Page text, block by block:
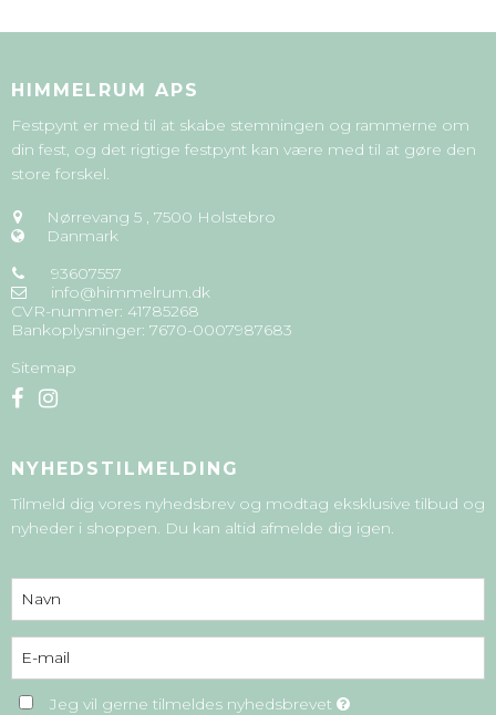
HIMMELRUM APS
Festpynt er med til at skabe stemningen og rammerne om
din fest, og det rigtige festpynt kan være med til at gøre den
store forskel.
Nørrevang 5
7500 Holstebro
Danmark
93607557
info@himmelrum.dk
CVR-nummer: 41785268
Bankoplysninger: 7670-0007987683
Sitemap
NYHEDSTILMELDING
Tilmeld dig vores nyhedsbrev og modtag eksklusive tilbud og
nyheder i shoppen. Du kan altid afmelde dig igen.
Jeg vil gerne tilmeldes nyhedsbrevet